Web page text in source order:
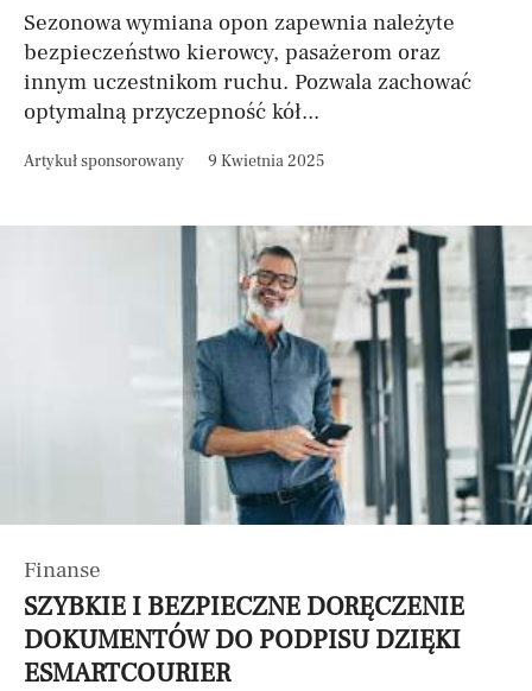
Sezonowa wymiana opon zapewnia należyte
bezpieczeństwo kierowcy, pasażerom oraz
innym uczestnikom ruchu. Pozwala zachować
optymalną przyczepność kół...
Artykuł sponsorowany 9 Kwietnia 2025
Finanse
SZYBKIE I BEZPIECZNE DORĘCZENIE
DOKUMENTÓW DO PODPISU DZIĘKI
ESMARTCOURIER